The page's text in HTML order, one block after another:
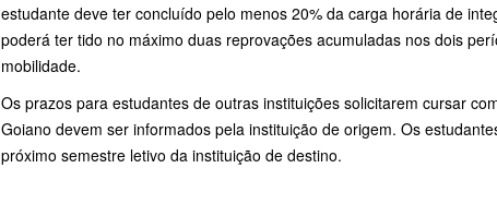
estudante deve ter concluído pelo menos 20% da carga horária de
poderá ter tido no máximo duas reprovações acumuladas nos dois
mobilidade.
Os prazos para estudantes de outras instituições solicitarem cursar
Goiano devem ser informados pela instituição de origem. Os
próximo semestre letivo da instituição de destino.